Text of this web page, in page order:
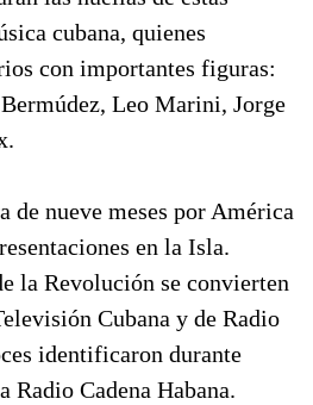
cubana, quienes
con importantes figuras:
Leo Marini, Jorge
de nueve meses por América
en la Isla.
la Revolución se convierten
Cubana y de Radio
identificaron durante
Radio Cadena Habana.